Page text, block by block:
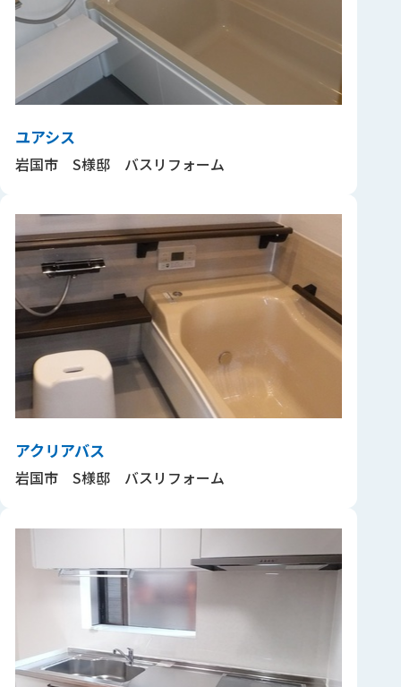
ユアシス
岩国市 S様邸 バスリフォーム
アクリアバス
岩国市 S様邸 バスリフォーム